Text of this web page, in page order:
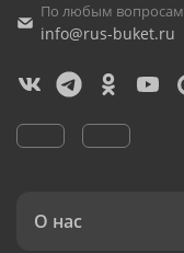
По любым вопросам
info@rus-buket.ru
О нас